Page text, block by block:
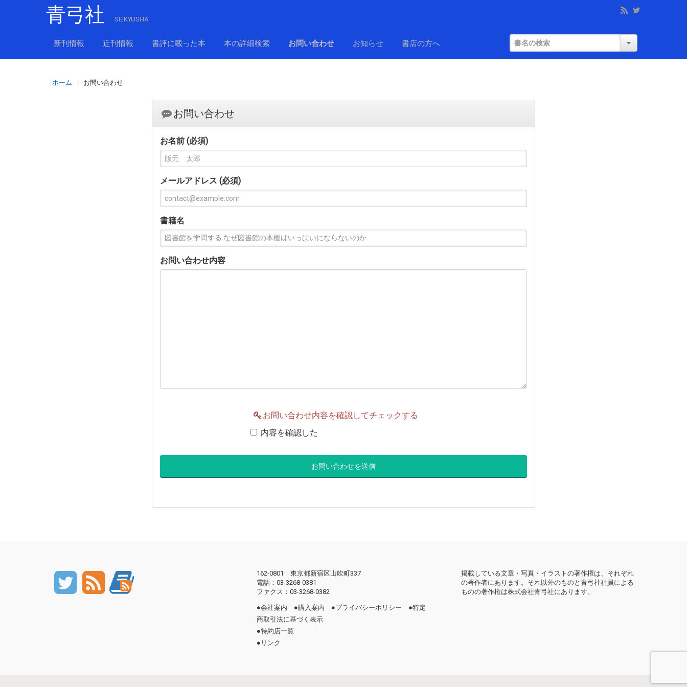
青弓社 SEIKYUSHA
新刊情報 近刊情報 書評に載った本 本の詳細検索 お問い合わせ お知らせ 書店の方へ
ホーム お問い合わせ
お問い合わせ
お名前 (必須)
メールアドレス (必須)
書籍名
お問い合わせ内容
お問い合わせ内容を確認してチェックする
内容を確認した
162-0801 東京都新宿区山吹町337
電話：03-3268-0381
ファクス：03-3268-0382
●会社案内 ●購入案内 ●プライバシーポリシー ●特定
商取引法に基づく表示
●特約店一覧
● リンク
掲載している文章・写真・イラストの著作権は、それぞれ
の著作者にあります。それ以外のものと青弓社社員による
ものの著作権は株式会社青弓社にあります。